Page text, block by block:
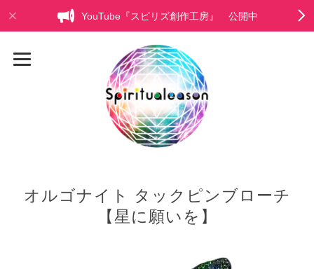
YouTube『スピリズ創作工房』 公開中
オルゴナイト タックピンブローチ
【星に願いを】